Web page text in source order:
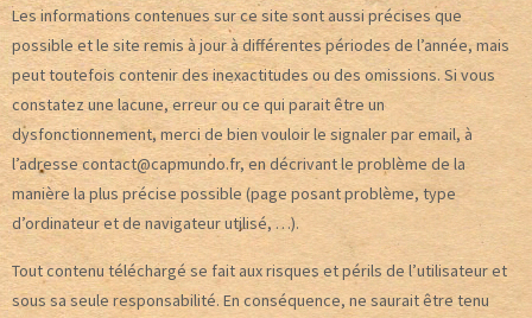
Les informations contenues sur ce site sont aussi précises que
possible et le site remis à jour à différentes périodes de l’année, mais
peut toutefois contenir des inexactitudes ou des omissions. Si vous
constatez une lacune, erreur ou ce qui parait être un
dysfonctionnement, merci de bien vouloir le signaler par email, à
l’adresse contact@capmundo.fr, en décrivant le problème de la
manière la plus précise possible (page posant problème, type
d’ordinateur et de navigateur utilisé, …).
Tout contenu téléchargé se fait aux risques et périls de l’utilisateur et
sous sa seule responsabilité. En conséquence, ne saurait être tenu